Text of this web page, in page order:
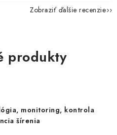
Zobraziť ďalšie recenzie
produkty
monitoring, kontrola
šírenia